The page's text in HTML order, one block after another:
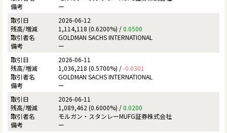
ー
2026-06-12
1,114,118 (0.6200%) /0.0500
GOLDMAN SACHS INTERNATIONAL
ー
2026-06-11
1,036,218 (0.5700%) /-0.0301
GOLDMAN SACHS INTERNATIONAL
ー
2026-06-11
1,089,462 (0.6000%) /0.0200
モルガン・スタンレーMUFG証券株式会社
ー